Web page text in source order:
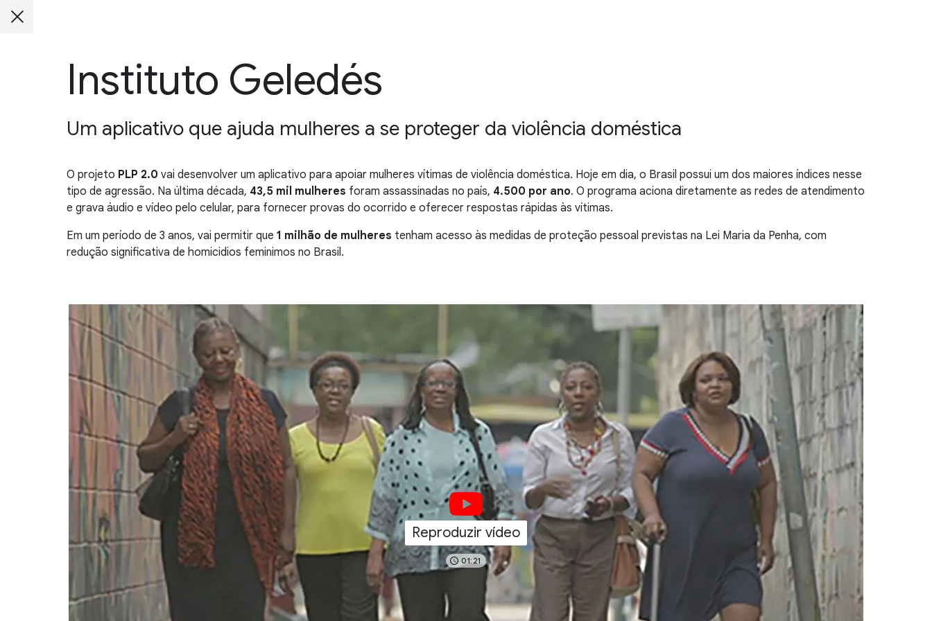
Instituto Geledés
Um aplicativo que ajuda mulheres a se proteger da violência doméstica
O projeto PLP 2.0 vai desenvolver um aplicativo para apoiar mulheres vítimas de violência doméstica. Hoje em dia, o Brasil possui um dos maiores índices nesse
tipo de agressão. Na última década, 43,5 mil mulheres foram assassinadas no país, 4.500 por ano. O programa aciona diretamente as redes de atendimento
e grava áudio e vídeo pelo celular, para fornecer provas do ocorrido e oferecer respostas rápidas às vítimas.
Em um período de 3 anos, vai permitir que 1 milhão de mulheres tenham acesso às medidas de proteção pessoal previstas na Lei Maria da Penha, com
redução significativa de homicidios feminimos no Brasil.
Reproduzir vídeo
01:21